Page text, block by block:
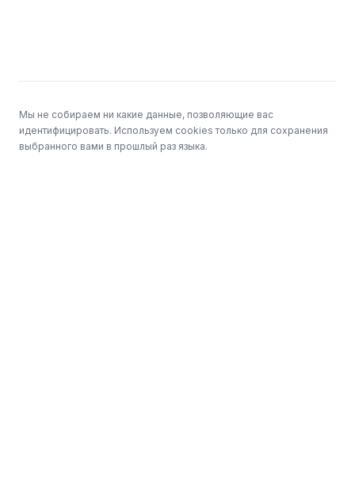
Мы не собираем ни какие данные, позволяющие вас
идентифицировать. Используем cookies только для сохранения
выбранного вами в прошлый раз языка.